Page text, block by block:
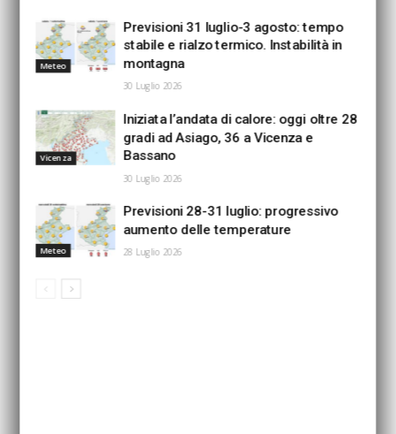
Meteo
Previsioni 31 luglio-3 agosto: tempo
stabile e rialzo termico. Instabilità in
montagna
30 Luglio 2026
Vicenza
Iniziata l’andata di calore: oggi oltre 28
gradi ad Asiago, 36 a Vicenza e
Bassano
30 Luglio 2026
Meteo
Previsioni 28-31 luglio: progressivo
aumento delle temperature
28 Luglio 2026